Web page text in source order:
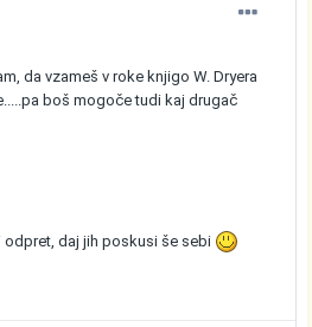
da vzameš v roke knjigo W. Dryera
boš mogoče tudi kaj drugač
daj jih poskusi še sebi